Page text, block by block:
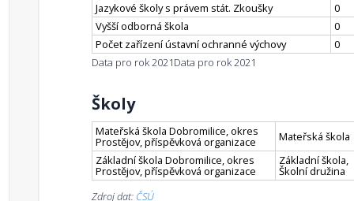
Jazykové školy s právem stát. Zkoušky
0
Vyšší odborná škola
0
Počet zařízení ústavní ochranné výchovy
0
Data pro rok 2021Data pro rok 2021
Školy
Mateřská škola Dobromilice, okres
Prostějov, příspěvková organizace
Mateřská škola
Základní škola Dobromilice, okres
Prostějov, příspěvková organizace
Základní škola,
Školní družina
Zdroj dat: ČSÚ